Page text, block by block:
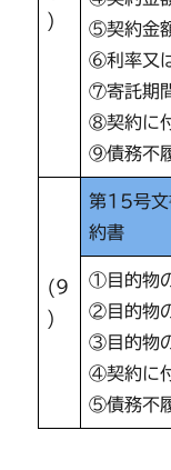
)
⑤契約金
⑥利率又
⑦寄託期
⑧契約に
⑨債務不
(9
)
第15号文
約書
①目的物
②目的物
③目的物
④契約に
⑤債務不